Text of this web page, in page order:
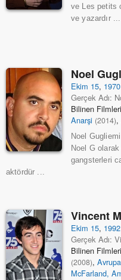
ve Les petits
ve yazardır ...
Noel
Ekim 15, 1970
Gerçek Adı:
Bilinen
Anarşi (2014),
Noel
Noel G
gangsterleri
aktördür ...
Vincent
Ekim 15, 1992
Gerçek Adı:
Bilinen
(2008),
McFarland,